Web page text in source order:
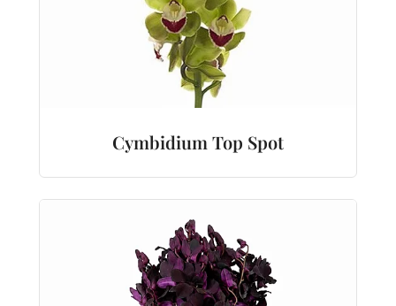
Cymbidium Top Spot